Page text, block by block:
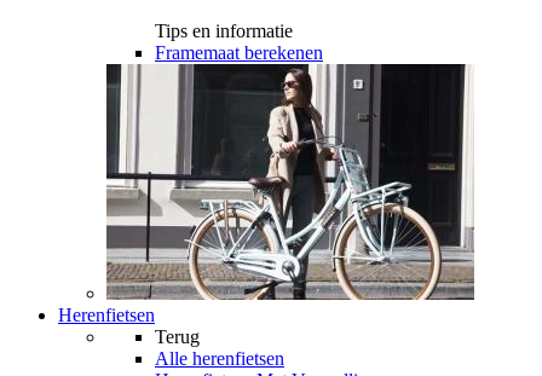
Tips en informatie
Framemaat berekenen
Herenfietsen
Terug
Alle herenfietsen